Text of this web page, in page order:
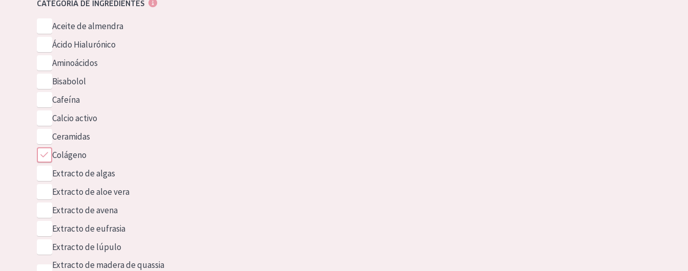
CATEGORÍA DE INGREDIENTES
Aceite de almendra
Ácido Hialurónico
Aminoácidos
Bisabolol
Cafeína
Calcio activo
Ceramidas
Colágeno
Extracto de algas
Extracto de aloe vera
Extracto de avena
Extracto de eufrasia
Extracto de lúpulo
Extracto de madera de quassia